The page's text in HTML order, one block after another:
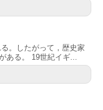
。したがって，歴史家
ある。 19世紀イギ...